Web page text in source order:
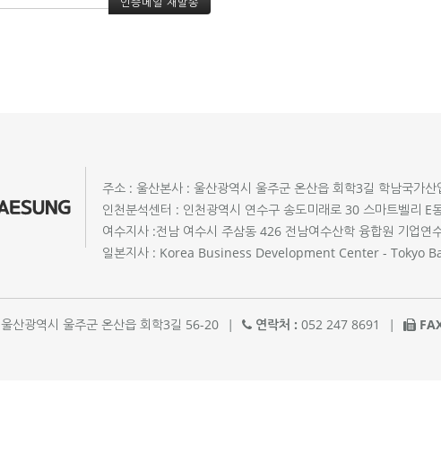
주소 : 울산본사 : 울산광역시 울주군 온산읍 회학3길 학남국가
인천분석센터 : 인천광역시 연수구 송도미래로 30 스마트벨리 E
여수지사 :전남 여수시 주삼동 426 전남여수산학 융합원 기업연
일본지사 : Korea Business Development Center - Tokyo
울산광역시 울주군 온산읍 회학3길 56-20 | 연락처 : 052 247 8691 |